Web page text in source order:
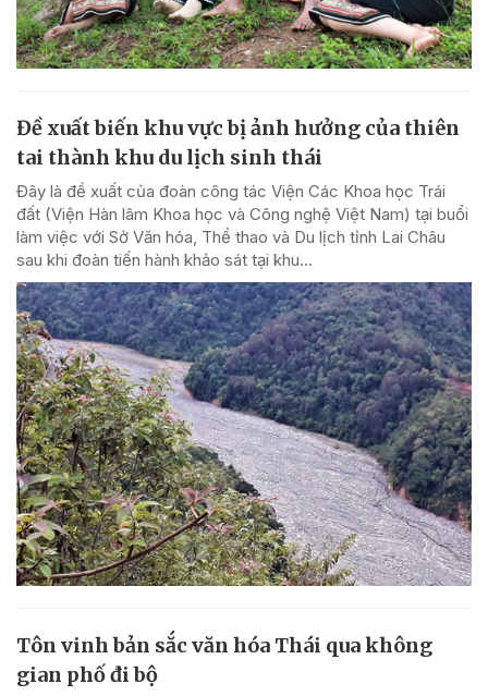
Đề xuất biến khu vực bị ảnh hưởng của thiên
tai thành khu du lịch sinh thái
Đây là đề xuất của đoàn công tác Viện Các Khoa học Trái
đất (Viện Hàn lâm Khoa học và Công nghệ Việt Nam) tại buổi
làm việc với Sở Văn hóa, Thể thao và Du lịch tỉnh Lai Châu
sau khi đoàn tiến hành khảo sát tại khu...
Tôn vinh bản sắc văn hóa Thái qua không
gian phố đi bộ